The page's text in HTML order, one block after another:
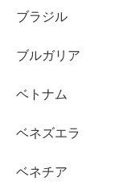
ブラジル
ブルガリア
ベトナム
ベネズエラ
ベネチア